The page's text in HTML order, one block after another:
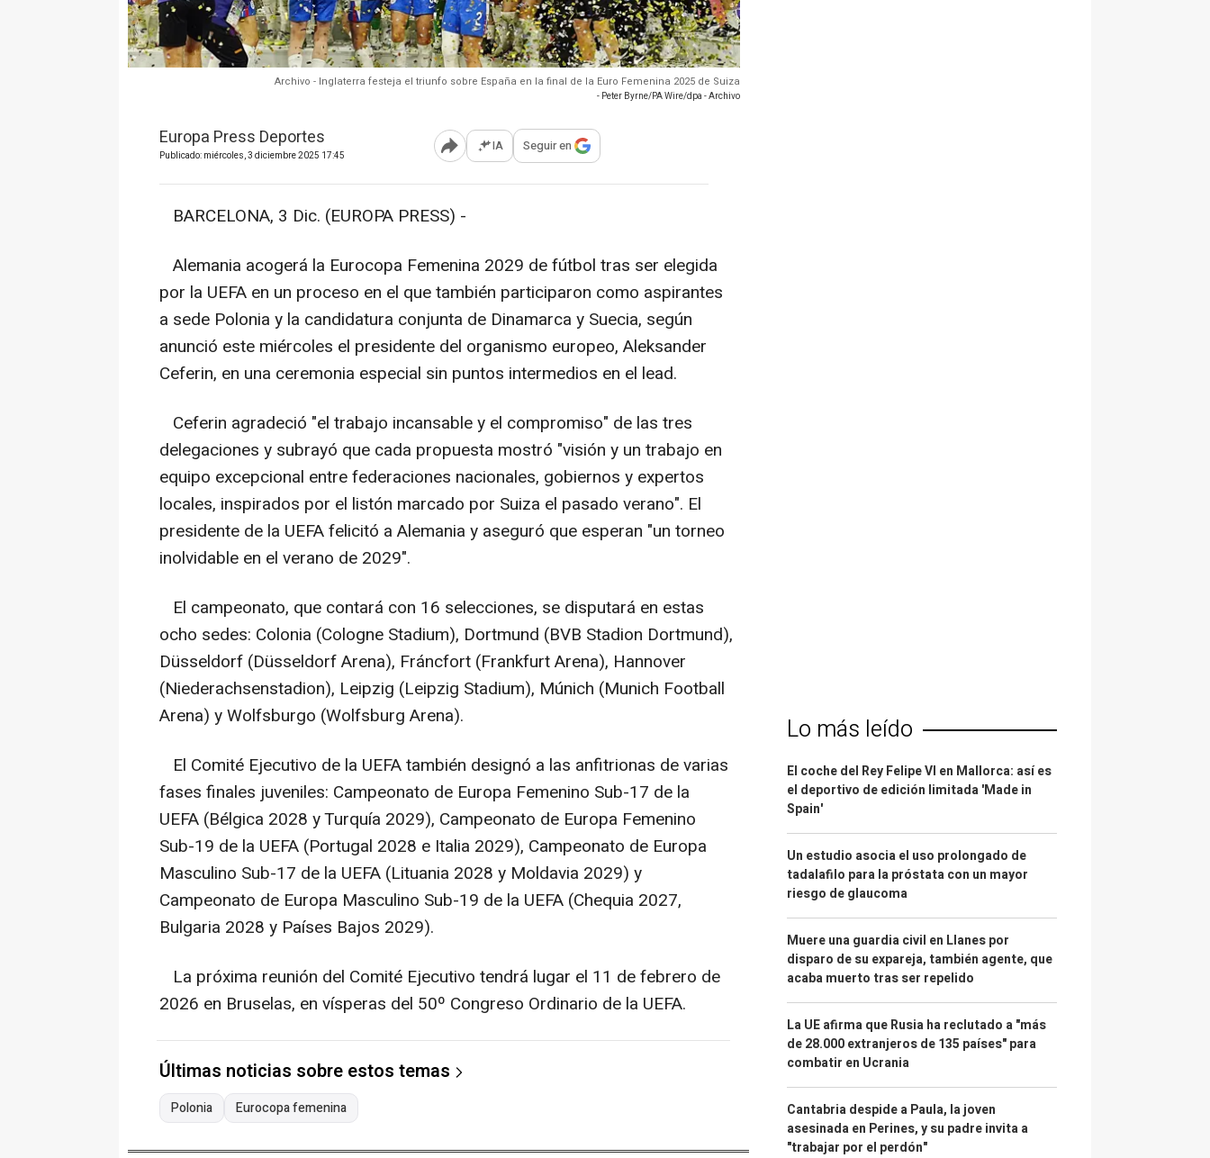
Archivo - Inglaterra festeja el triunfo sobre España en la final de la Euro Femenina 2025 de Suiza
- Peter Byrne/PA Wire/dpa - Archivo
Europa Press Deportes
Publicado: miércoles, 3 diciembre 2025 17:45 Abrir opciones para compartir
IA Seguir en
BARCELONA, 3 Dic. (EUROPA PRESS) -
Alemania acogerá la Eurocopa Femenina 2029 de fútbol tras ser elegida
por la UEFA en un proceso en el que también participaron como aspirantes
a sede Polonia y la candidatura conjunta de Dinamarca y Suecia, según
anunció este miércoles el presidente del organismo europeo, Aleksander
Ceferin, en una ceremonia especial sin puntos intermedios en el lead.
Ceferin agradeció "el trabajo incansable y el compromiso" de las tres
delegaciones y subrayó que cada propuesta mostró "visión y un trabajo en
equipo excepcional entre federaciones nacionales, gobiernos y expertos
locales, inspirados por el listón marcado por Suiza el pasado verano". El
presidente de la UEFA felicitó a Alemania y aseguró que esperan "un torneo
inolvidable en el verano de 2029".
El campeonato, que contará con 16 selecciones, se disputará en estas
ocho sedes: Colonia (Cologne Stadium), Dortmund (BVB Stadion Dortmund),
Düsseldorf (Düsseldorf Arena), Fráncfort (Frankfurt Arena), Hannover
(Niederachsenstadion), Leipzig (Leipzig Stadium), Múnich (Munich Football
Arena) y Wolfsburgo (Wolfsburg Arena).
El Comité Ejecutivo de la UEFA también designó a las anfitrionas de varias
fases finales juveniles: Campeonato de Europa Femenino Sub-17 de la
UEFA (Bélgica 2028 y Turquía 2029), Campeonato de Europa Femenino
Sub-19 de la UEFA (Portugal 2028 e Italia 2029), Campeonato de Europa
Masculino Sub-17 de la UEFA (Lituania 2028 y Moldavia 2029) y
Campeonato de Europa Masculino Sub-19 de la UEFA (Chequia 2027,
Bulgaria 2028 y Países Bajos 2029).
La próxima reunión del Comité Ejecutivo tendrá lugar el 11 de febrero de
2026 en Bruselas, en vísperas del 50º Congreso Ordinario de la UEFA.
Últimas noticias sobre estos temas
Polonia Eurocopa femenina
Lo más leído
El coche del Rey Felipe VI en Mallorca: así es
el deportivo de edición limitada 'Made in
Spain'
Un estudio asocia el uso prolongado de
tadalafilo para la próstata con un mayor
riesgo de glaucoma
Muere una guardia civil en Llanes por
disparo de su expareja, también agente, que
acaba muerto tras ser repelido
La UE afirma que Rusia ha reclutado a "más
de 28.000 extranjeros de 135 países" para
combatir en Ucrania
Cantabria despide a Paula, la joven
asesinada en Perines, y su padre invita a
"trabajar por el perdón"